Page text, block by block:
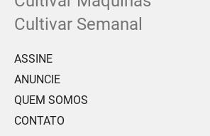
Cultivar Semanal
ASSINE
ANUNCIE
QUEM SOMOS
CONTATO